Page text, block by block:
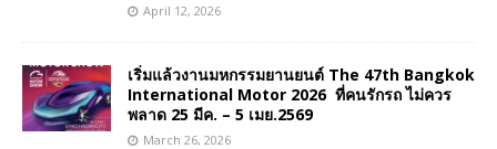
April 12, 2026
เริ่มแล้วงานมหกรรมยานยนต์ The 47th Bangkok
International Motor 2026 ที่คนรักรถ ไม่ควร
พลาด 25 มีค. – 5 เมย.2569
March 26, 2026